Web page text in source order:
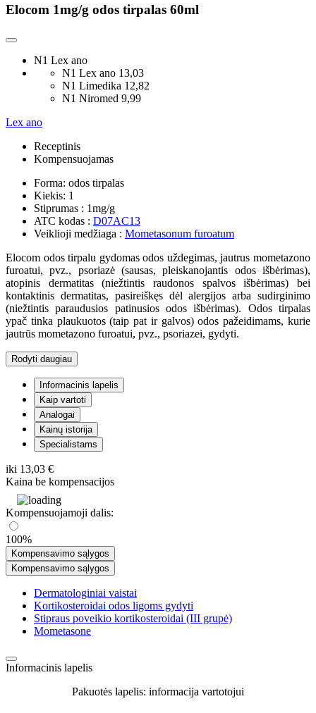
Elocom 1mg/g odos tirpalas 60ml
N1 Lex ano
N1 Lex ano 13,03
N1 Limedika 12,82
N1 Niromed 9,99
Lex ano
Receptinis
Kompensuojamas
Forma: odos tirpalas
Kiekis: 1
Stiprumas : 1mg/g
ATC kodas : D07AC13
Veiklioji medžiaga : Mometasonum furoatum
Elocom odos tirpalu gydomas odos uždegimas, jautrus mometazono
furoatui, pvz., psoriazė (sausas, pleiskanojantis odos išbėrimas),
atopinis dermatitas (niežtintis raudonos spalvos išbėrimas) bei
kontaktinis dermatitas, pasireiškęs dėl alergijos arba sudirginimo
(niežtintis paraudusios patinusios odos išbėrimas). Odos tirpalas
ypač tinka plaukuotos (taip pat ir galvos) odos pažeidimams, kurie
jautrūs mometazono furoatui, pvz., psoriazei, gydyti.
Rodyti daugiau
Informacinis lapelis
Kaip vartoti
Analogai
Kainų istorija
Specialistams
iki 13,03 €
Kaina be kompensacijos
Kompensuojamoji dalis:
100%
Kompensavimo sąlygos
Kompensavimo sąlygos
Dermatologiniai vaistai
Kortikosteroidai odos ligoms gydyti
Stipraus poveikio kortikosteroidai (III grupė)
Mometasone
Informacinis lapelis
Pakuotės lapelis: informacija vartotojui